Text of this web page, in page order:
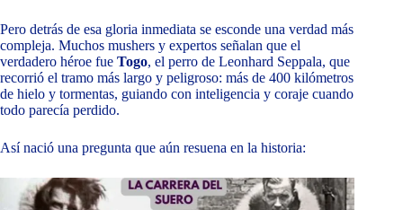
Pero detrás de esa gloria inmediata se esconde una verdad más
compleja. Muchos mushers y expertos señalan que el
verdadero héroe fue Togo, el perro de Leonhard Seppala, que
recorrió el tramo más largo y peligroso: más de 400 kilómetros
de hielo y tormentas, guiando con inteligencia y coraje cuando
todo parecía perdido.
Así nació una pregunta que aún resuena en la historia: